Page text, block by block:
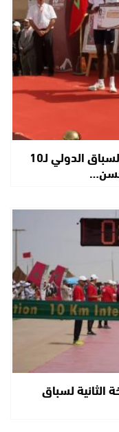
الدشيرة تحتضن النسخة الثانية من السباق الدولي لـ10
لسباق